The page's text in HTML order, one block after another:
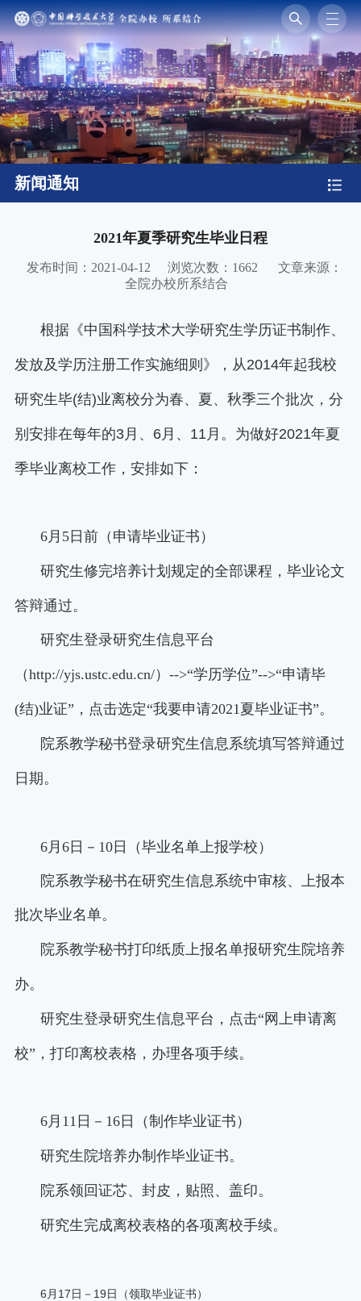
新闻通知
2021年夏季研究生毕业日程
发布时间：2021-04-12 浏览次数： 1662
文章来源：
全院办校所系结合
根据《中国科学技术大学研究生学历证书制作、
发放及学历注册工作实施细则》，从2014年起我校
研究生毕(结)业离校分为春、夏、秋季三个批次，分
别安排在每年的3月、 6月、 11 月。为做好2021年夏
季毕业离校工作，安排如下：
6月5日前（申请毕业证书）
研究生修完培养计划规定的全部课程，毕业论文
答辩通过。
研究生登录研究生信息平台
（http://yjs.ustc.edu.cn/） -->“学历学位”-->“申请毕
(结)业证”，点击选定“我要申请2021 夏毕业证书”。
院系教学秘书登录研究生信息系统填写答辩通过
日期。
6月6日－10日（毕业名单上报学校）
院系教学秘书在研究生信息系统中审核、上报本
批次毕业名单。
院系教学秘书打印纸质上报名单报研究生院培养
办。
研究生登录研究生信息平台，点击“网上申请离
校”，打印离校表格，办理各项手续。
6月11日－16日（制作毕业证书）
研究生院培养办制作毕业证书。
院系领回证芯、封皮，贴照、盖印。
研究生完成离校表格的各项离校手续。
6 月 17 日－ 19 日（领取毕业证书）